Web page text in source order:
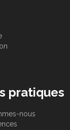
pratiques
nous